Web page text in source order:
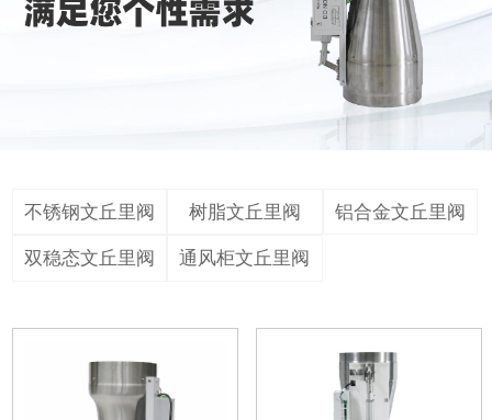
不锈钢文丘里阀 树脂文丘里阀 铝合金文丘里阀
双稳态文丘里阀 通风柜文丘里阀